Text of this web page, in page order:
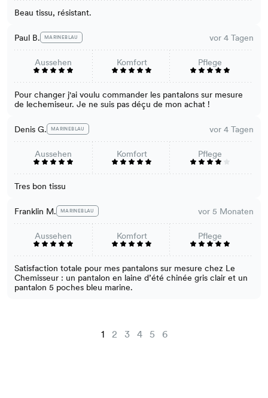
Beau tissu, résistant.
Paul B. MARINEBLAU vor 4 Tagen
Aussehen Komfort Pflege
Pour changer j'ai voulu commander les pantalons sur mesure
de lechemiseur. Je ne suis pas déçu de mon achat !
Denis G. MARINEBLAU vor 4 Tagen
Aussehen Komfort Pflege
Tres bon tissu
Franklin M. MARINEBLAU vor 5 Monaten
Aussehen Komfort Pflege
Satisfaction totale pour mes pantalons sur mesure chez Le
Chemisseur : un pantalon en laine d’été chinée gris clair et un
pantalon 5 poches bleu marine.
1 2 3 4 5 6